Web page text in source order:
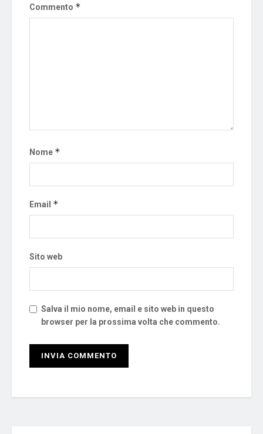
Commento *
Nome *
Email *
Sito web
Salva il mio nome, email e sito web in questo
browser per la prossima volta che commento.